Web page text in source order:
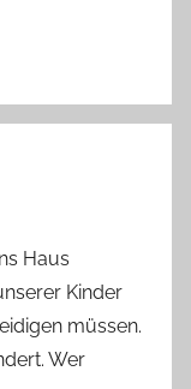
Haus
Kinder
müssen.
Wer